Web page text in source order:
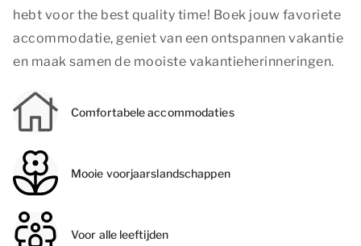
hebt voor the best quality time! Boek jouw favoriete
accommodatie, geniet van een ontspannen vakantie
en maak samen de mooiste vakantieherinneringen.
Comfortabele accommodaties
Mooie voorjaarslandschappen
Voor alle leeftijden